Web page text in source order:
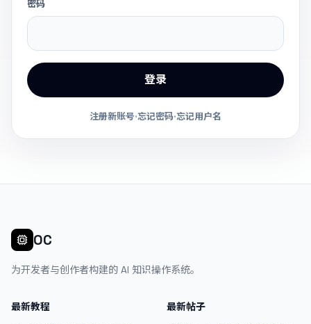
密码
登录
注册新账号·忘记密码·忘记用户名
OC
为开发者与创作者构建的 AI 知识操作系统。
最新教程 最新帖子